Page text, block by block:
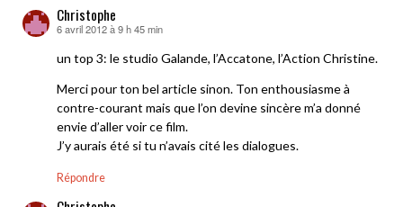
Christophe
dit :
6 avril 2012 à 9 h 45 min
un top 3: le studio Galande, l’Accatone, l’Action Christine.
Merci pour ton bel article sinon. Ton enthousiasme à
contre-courant mais que l’on devine sincère m’a donné
envie d’aller voir ce film.
J’y aurais été si tu n’avais cité les dialogues.
Répondre